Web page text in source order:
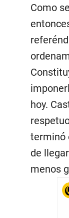
Como
hoy.
terminó
de
menos